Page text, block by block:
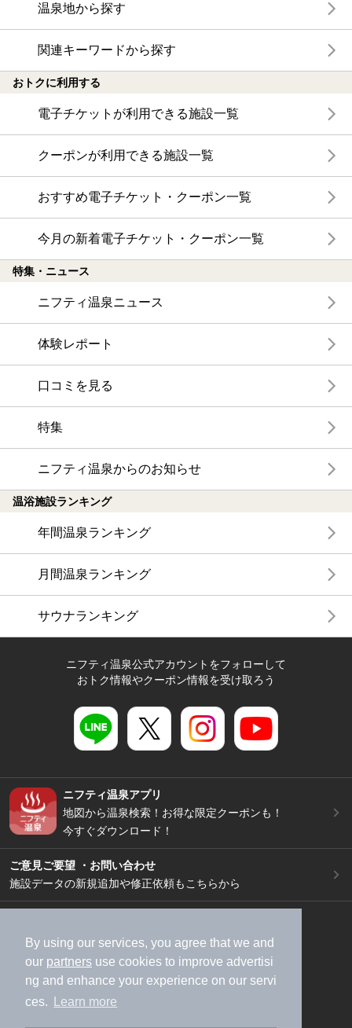
By using our services, you agree that we and
our partners use cookies to improve advertisi
ng and enhance your experience on our servi
ces.
Learn more
温泉地から探す
関連キーワードから探す
おトクに利用する
電子チケットが利用できる施設一覧
クーポンが利用できる施設一覧
おすすめ電子チケット・クーポン一覧
今月の新着電子チケット・クーポン一覧
特集・ニュース
ニフティ温泉ニュース
体験レポート
口コミを見る
特集
ニフティ温泉からのお知らせ
温浴施設ランキング
年間温泉ランキング
月間温泉ランキング
サウナランキング
ニフティ温泉公式アカウントをフォローして
おトク情報やクーポン情報を受け取ろう
ニフティ温泉アプリ
地図から温泉検索！お得な限定クーポンも！
今すぐダウンロード！
ご意見ご要望 ・お問い合わせ
施設データの新規追加や修正依頼もこちらから
加盟店募集（資料請求）
広告出稿のご案内
利用規約
ライフスタイルMEMBERS+規約
特定商取引法に基づく表記
ヘルプ
採用情報
運営会社